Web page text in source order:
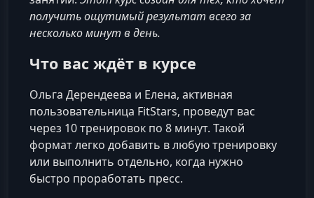
получить ощутимый результат всего за
несколько минут в день.
Что вас ждёт в курсе
Ольга Дерендеева и Елена, активная
пользовательница FitStars, проведут вас
через 10 тренировок по 8 минут. Такой
формат легко добавить в любую тренировку
или выполнить отдельно, когда нужно
быстро проработать пресс.